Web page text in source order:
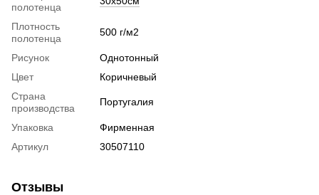
полотенца
Плотность
полотенца
500 г/м2
Рисунок
Однотонный
Цвет
Коричневый
Страна
производства
Португалия
Упаковка
Фирменная
Артикул
30507110
Отзывы